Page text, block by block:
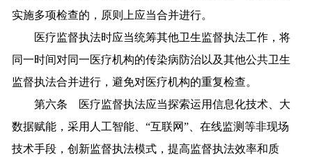
实施多项检查的，原则上应当合并进行。
医疗监督执法时应当统筹其他卫生监督执法工作，将
同一时间对同一医疗机构的传染病防治以及其他公共卫生
监督执法合并进行，避免对医疗机构的重复检查。
第六条 医疗监督执法应当探索运用信息化技术、大
数据赋能，采用人工智能、“互联网”、在线监测等非现场
技术手段，创新监督执法模式，提高监督执法效率和质